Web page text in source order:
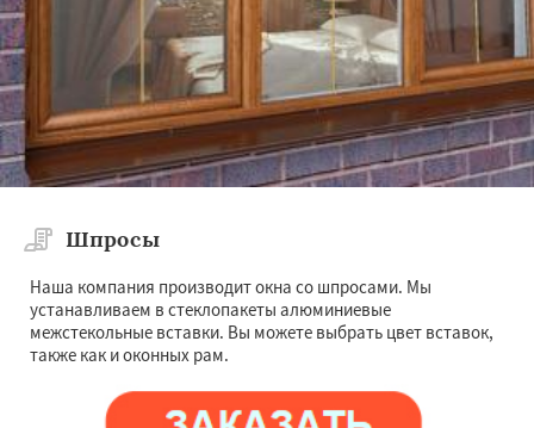
Шпросы
Наша компания производит окна со шпросами. Мы
устанавливаем в стеклопакеты алюминиевые
межстекольные вставки. Вы можете выбрать цвет вставок,
также как и оконных рам.